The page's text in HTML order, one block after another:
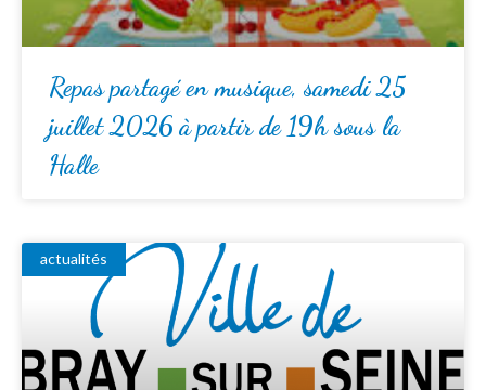
Repas partagé en musique, samedi 25
juillet 2026 à partir de 19h sous la
Halle
actualités